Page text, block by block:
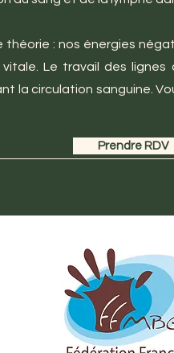
théorie : nos énergies
Le travail des lignes
la circulation sanguine.
Prendre RDV